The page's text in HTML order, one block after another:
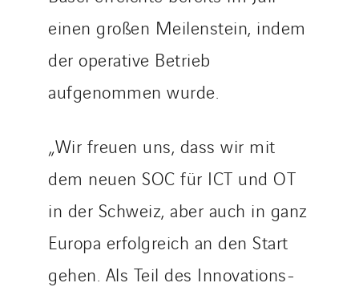
einen großen Meilenstein, indem
der operative Betrieb
aufgenommen wurde.
„Wir freuen uns, dass wir mit
dem neuen SOC für ICT und OT
in der Schweiz, aber auch in ganz
Europa erfolgreich an den Start
gehen. Als Teil des Innovations-